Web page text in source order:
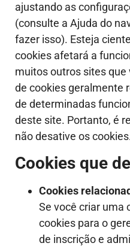
ajustando as
(consulte a Ajuda do
fazer isso). Esteja
cookies afetará a
muitos outros sites
de cookies geralmente
de determinadas
deste site. Portanto, é
não desative os
Cookies que
Cookies
Se você criar uma
cookies para o
de inscrição e